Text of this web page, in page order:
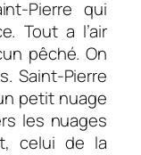
Pierre qui
Tout a l’air
pêché. On
Saint-Pierre
petit nuage
les nuages
celui de la